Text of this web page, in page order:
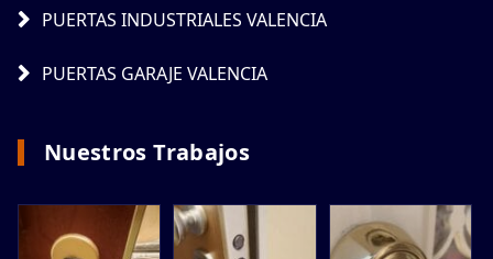
PUERTAS INDUSTRIALES VALENCIA
PUERTAS GARAJE VALENCIA
Nuestros Trabajos